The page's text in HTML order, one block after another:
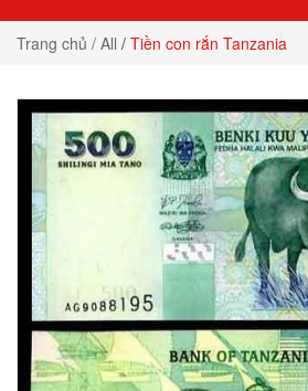
Trang chủ / All / Tiền con rắn Tanzania